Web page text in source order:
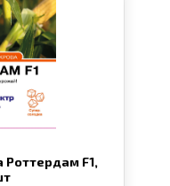
Роттердам F1,